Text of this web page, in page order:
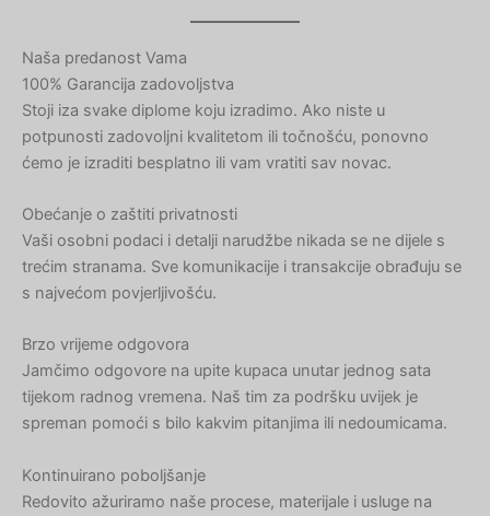
Naša predanost Vama
100% Garancija zadovoljstva
Stoji iza svake diplome koju izradimo. Ako niste u
potpunosti zadovoljni kvalitetom ili točnošću, ponovno
ćemo je izraditi besplatno ili vam vratiti sav novac.
Obećanje o zaštiti privatnosti
Vaši osobni podaci i detalji narudžbe nikada se ne dijele s
trećim stranama. Sve komunikacije i transakcije obrađuju se
s najvećom povjerljivošću.
Brzo vrijeme odgovora
Jamčimo odgovore na upite kupaca unutar jednog sata
tijekom radnog vremena. Naš tim za podršku uvijek je
spreman pomoći s bilo kakvim pitanjima ili nedoumicama.
Kontinuirano poboljšanje
Redovito ažuriramo naše procese, materijale i usluge na